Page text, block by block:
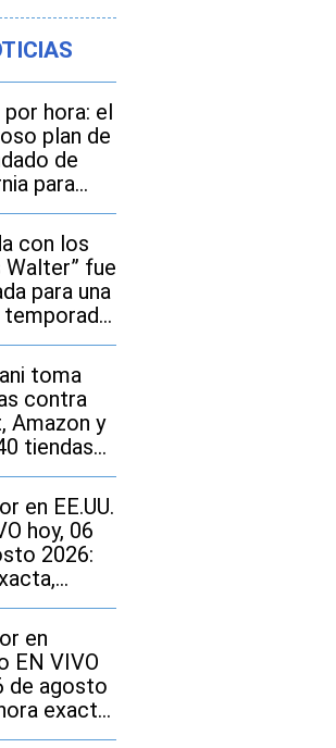
por hora: el
plan de
de
para
salario
más alto
con los
fue
para una
apuesta
drama
toma
contra
Amazon y
tiendas
Nueva
y
en EE.UU.
hoy, 06
2026:
y dónde
sismo
en
EN VIVO
de agosto
exacta,
y dónde